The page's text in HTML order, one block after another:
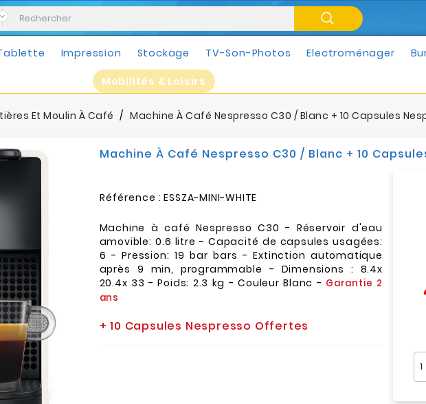
Impression Stockage TV-Son-Photos Electroménager
Mobilités & Loisirs
Et Moulin À Café Machine À Café Nespresso C30 / Blanc + 10 Capsules
Machine À Café Nespresso C30 / Blanc + 10
Référence : ESSZA-MINI-WHITE
Machine à café Nespresso C30 - Réservoir d'eau
amovible: 0.6 litre - Capacité de capsules usagées:
6 - Pression: 19 bar bars - Extinction automatique
après 9 min, programmable - Dimensions : 8.4x
20.4x 33 - Poids: 2.3 kg - Couleur Blanc - Garantie 2
ans
+ 10 Capsules Nespresso Offertes